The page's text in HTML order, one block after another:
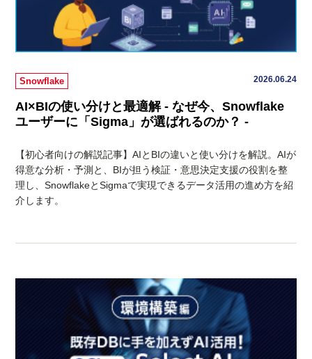
Snowflake 2026.06.24
AI×BIの使い分けと最適解 - なぜ今、Snowflake
ユーザーに「Sigma」が選ばれるのか？ -
【初心者向けの解説記事】AIとBIの違いと使い分けを解説。AIが
得意な分析・予測と、BIが担う検証・意思決定支援の役割を整
理し、SnowflakeとSigmaで実現できるデータ活用の進め方を紹
介します。